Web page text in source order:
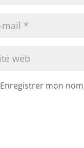
Enregistrer mon